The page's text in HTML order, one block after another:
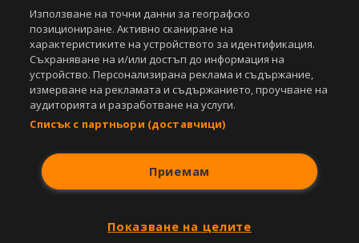
www.sportal.bg. Използването на графични и видео материали,
публикувани в сайта, е строго забранено. Нарушителите ще бъдат
санкционирани с цялата строгост на закона.
СвалиБЕЗПЛАТНОТОприложение за:
Android
Използване на точни данни за географско
позициониране. Активно сканиране на
характеристиките на устройството за идентификация.
Съхраняване на и/или достъп до информация на
устройство. Персонализирана реклама и съдържание,
измерване на рекламата и съдържанието, проучване на
аудиторията и разработване на услуги.
Списък с партньори (доставчици)
Приемам
Показване на целите